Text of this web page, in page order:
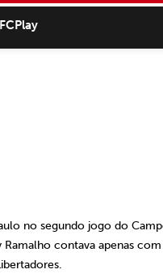
no segundo jogo do
contava apenas com